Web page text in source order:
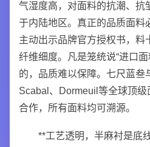
气湿度高，对面料的抗潮、抗
于内陆地区。真正的品质面料
主动出示品牌官方授权书，料
纤维细度。凡是笼统说“进口
的，品质难以保障。七尺蓝叁
Scabal、Dormeuil等全球顶
合作，所有面料均可溯源。
**工艺透明，半麻衬是底线